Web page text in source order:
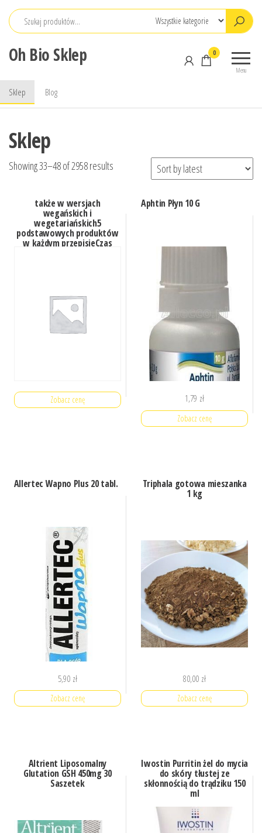
Przejdź
Oh Bio Sklep
Menu
0
Sklep Blog
Sklep
Showing 33–48 of 2958 results
także w wersjach
wegańskich i
wegetariańskich5
podstawowych produktów
w każdym przepisieCzas
Zobacz cenę
Aphtin Płyn 10 G
1,79 zł
Zobacz cenę
Allertec Wapno Plus 20 tabl.
5,90 zł
Zobacz cenę
Triphala gotowa mieszanka
1 kg
80,00 zł
Zobacz cenę
Altrient Liposomalny
Glutation GSH 450mg 30
Saszetek
Iwostin Purritin żel do mycia
do skóry tłustej ze
skłonnością do trądziku 150
ml